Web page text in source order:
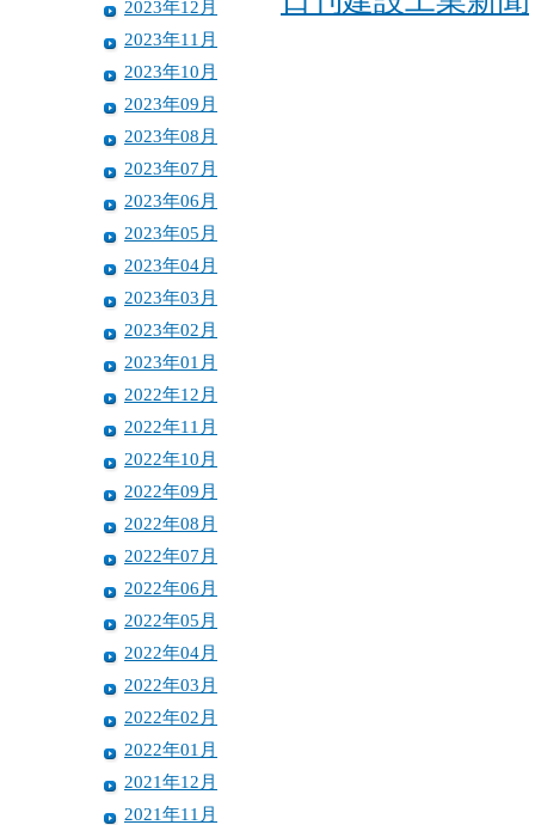
2023年12月
2023年11月
2023年10月
2023年09月
2023年08月
2023年07月
2023年06月
2023年05月
2023年04月
2023年03月
2023年02月
2023年01月
2022年12月
2022年11月
2022年10月
2022年09月
2022年08月
2022年07月
2022年06月
2022年05月
2022年04月
2022年03月
2022年02月
2022年01月
2021年12月
2021年11月